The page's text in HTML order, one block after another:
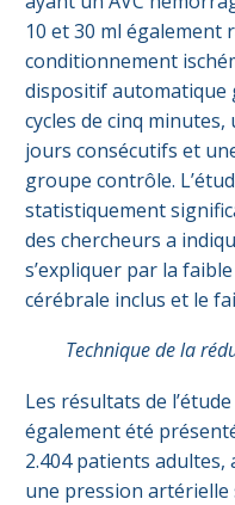
10 et 30 ml également
conditionnement
dispositif automatique
cycles de cinq
jours consécutifs et
groupe contrôle.
statistiquement
des chercheurs a
s’expliquer par la
cérébrale inclus et le
Technique de la
Les résultats de
également été
2.404 patients adultes,
une pression artérielle